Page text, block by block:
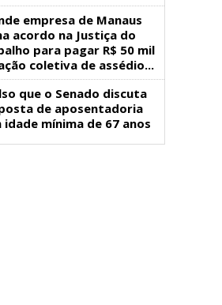
empresa de Manaus
acordo na Justiça do
para pagar R$ 50 mil
coletiva de assédio...
que o Senado discuta
de aposentadoria
idade mínima de 67 anos